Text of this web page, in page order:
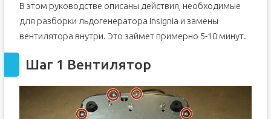
В этом руководстве описаны действия, необходимые
для разборки льдогенератора Insignia и замены
вентилятора внутри. Это займет примерно 5-10 минут.
Шаг 1 Вентилятор